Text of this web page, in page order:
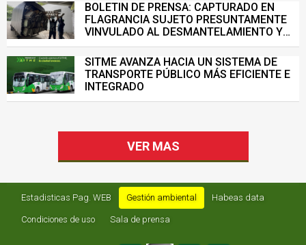
BOLETIN DE PRENSA: CAPTURADO EN
FLAGRANCIA SUJETO PRESUNTAMENTE
VINVULADO AL DESMANTELAMIENTO Y
VENTA ILEGAL DE INFRAESTRUCTURA DEL
SISTEMA DE TRANSPORTE MASIVO
SITME AVANZA HACIA UN SISTEMA DE
TRANSPORTE PÚBLICO MÁS EFICIENTE E
INTEGRADO
VER MAS
Estadisticas Pag. WEB Gestión ambiental Habeas data
Condiciones de uso Sala de prensa